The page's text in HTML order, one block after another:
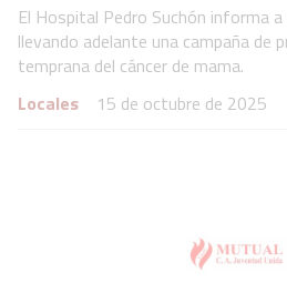
El Hospital Pedro Suchón informa
llevando adelante una campaña de
temprana del cáncer de mama.
Locales
15 de octubre de 2025